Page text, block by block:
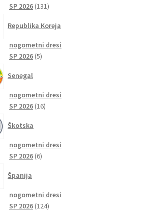
SP 2026 131131
Republika Koreja
nogometni dresi
SP 2026 55
Senegal
nogometni dresi
SP 2026 1616
Škotska
nogometni dresi
SP 2026 66
Španija
nogometni dresi
SP 2026 124124